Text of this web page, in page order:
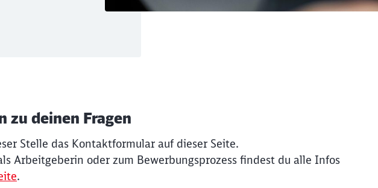
zu deinen Fragen
Stelle das Kontaktformular auf dieser Seite.
Arbeitgeberin oder zum Bewerbungsprozess findest du alle Infos
.